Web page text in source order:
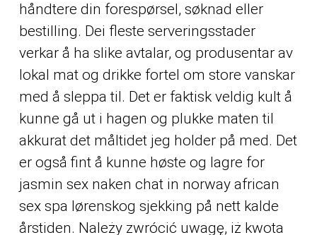
håndtere din forespørsel, søknad eller
bestilling. Dei fleste serveringsstader
verkar å ha slike avtalar, og produsentar av
lokal mat og drikke fortel om store vanskar
med å sleppa til. Det er faktisk veldig kult å
kunne gå ut i hagen og plukke maten til
akkurat det måltidet jeg holder på med. Det
er også fint å kunne høste og lagre for
jasmin sex naken chat in norway african
sex spa lørenskog sjekking på nett kalde
årstiden. Należy zwrócić uwagę, iż kwota